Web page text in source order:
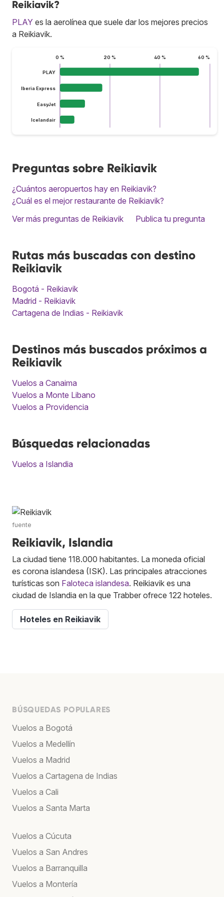
Reikiavik?
PLAY es la aerolínea que suele dar los mejores precios
a Reikiavik.
0 % 20 % 40 % 60 %
PLAY
Iberia Express
EasyJet
Icelandair
Preguntas sobre Reikiavik
¿Cuántos aeropuertos hay en Reikiavik?
¿Cuál es el mejor restaurante de Reikiavik?
Ver más preguntas de Reikiavik
Publica tu pregunta
Rutas más buscadas con destino
Reikiavik
Bogotá - Reikiavik
Madrid - Reikiavik
Cartagena de Indias - Reikiavik
Destinos más buscados próximos a
Reikiavik
Vuelos a Canaima
Vuelos a Monte Libano
Vuelos a Providencia
Búsquedas relacionadas
Vuelos a Islandia
fuente
Reikiavik, Islandia
La ciudad tiene 118.000 habitantes. La moneda oficial
es corona islandesa (ISK). Las principales atracciones
turísticas son Faloteca islandesa. Reikiavik es una
ciudad de Islandia en la que Trabber ofrece 122 hoteles.
Hoteles en Reikiavik
BÚSQUEDAS POPULARES
Vuelos a Bogotá
Vuelos a Medellín
Vuelos a Madrid
Vuelos a Cartagena de Indias
Vuelos a Cali
Vuelos a Santa Marta
Vuelos a Cúcuta
Vuelos a San Andres
Vuelos a Barranquilla
Vuelos a Montería